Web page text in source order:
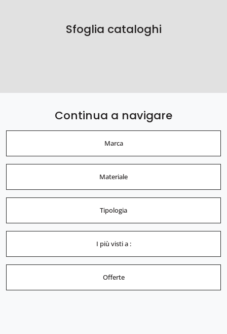
Sfoglia cataloghi
Continua a navigare
Marca
Materiale
Tipologia
I più visti a :
Offerte